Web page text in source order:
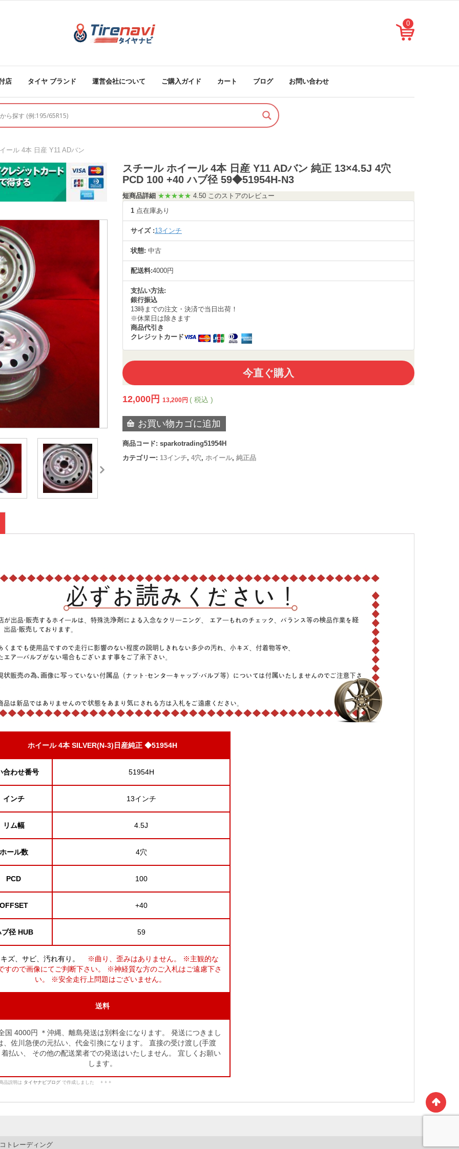
0
店 タイヤ ブランド 運営会社について ご購入ガイド カート ブログ お問い合わせ
ール 4本 日産 Y11 ADバン
スチール ホイール 4本 日産 Y11 ADバン 純正 13×4.5J 4穴
PCD 100 +40 ハブ径 59◆51954H-N3
短商品詳細 ★★★★★ 4.50 このストアのレビュー
1 点在庫あり
サイズ :13インチ
状態: 中古
配送料:4000円
支払い方法:
銀行振込
13時までの注文・決済で当日出荷！
※休業日は除きます
商品代引き
クレジットカード
今直ぐ購入
12,000 円 13,200円 ( 税込 )
お買い物カゴに追加
商品コード: sparkotrading51954H
カテゴリー: 13インチ, 4穴, ホイール, 純正品
ホイール 4本 SILVER(N-3)日産純正 ◆51954H
合わせ番号 51954H
インチ 13インチ
リム幅 4.5J
ール数 4穴
PCD 100
+40
ブ径 HUB 59
ズ、サビ、汚れ有り。
※曲り、歪みはありません。 ※主観的な
すので画像にてご判断下さい。 ※神経質な方のご入札はご遠慮下さ
い。 ※安全走行上問題はございません。
送料
国 4000円 ＊沖縄、離島発送は別料金になります。 発送につきまし
、佐川急便の元払い、代金引換になります。
直接の受け渡し(手渡
払い、
その他の配送業者での発送はいたしません。
宜しくお願い
します。
品説明は タイヤナビブログ で作成しました + + +
トレーディング